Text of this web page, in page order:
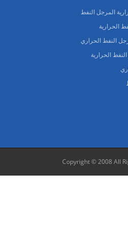
المرجل النفط
الحرارية
النفط الحراري
الحرارية
Copyright © 2008 All